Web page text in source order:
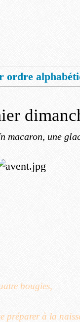
ordre
macaron, une
bougies,
préparer à la